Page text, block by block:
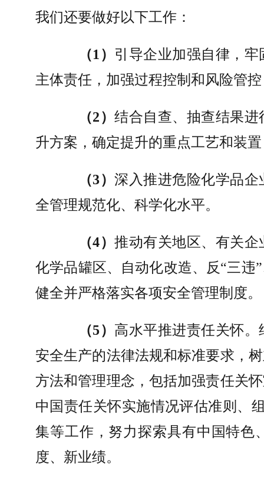
我们还要做好以下工作：
（1 ） 引导企业加强自律，
主体责任，加强过程控制和风险管
（2）结合自查、抽查结果
升方案，确定提升的重点工艺和装
（3）深入推进危险化学品
全管理规范化、科学化水平。
（4）推动有关地区、有关
化学品罐区、自动化改造、反“三违”
健全并严格落实各项安全管理制度。
（5） 高水平推进责任关怀
安全生产的法律法规和标准要求，
方法和管理理念，包括加强责任关
中国责任关怀实施情况评估准则、
集等工作，努力探索具有中国特色
度、新业绩。